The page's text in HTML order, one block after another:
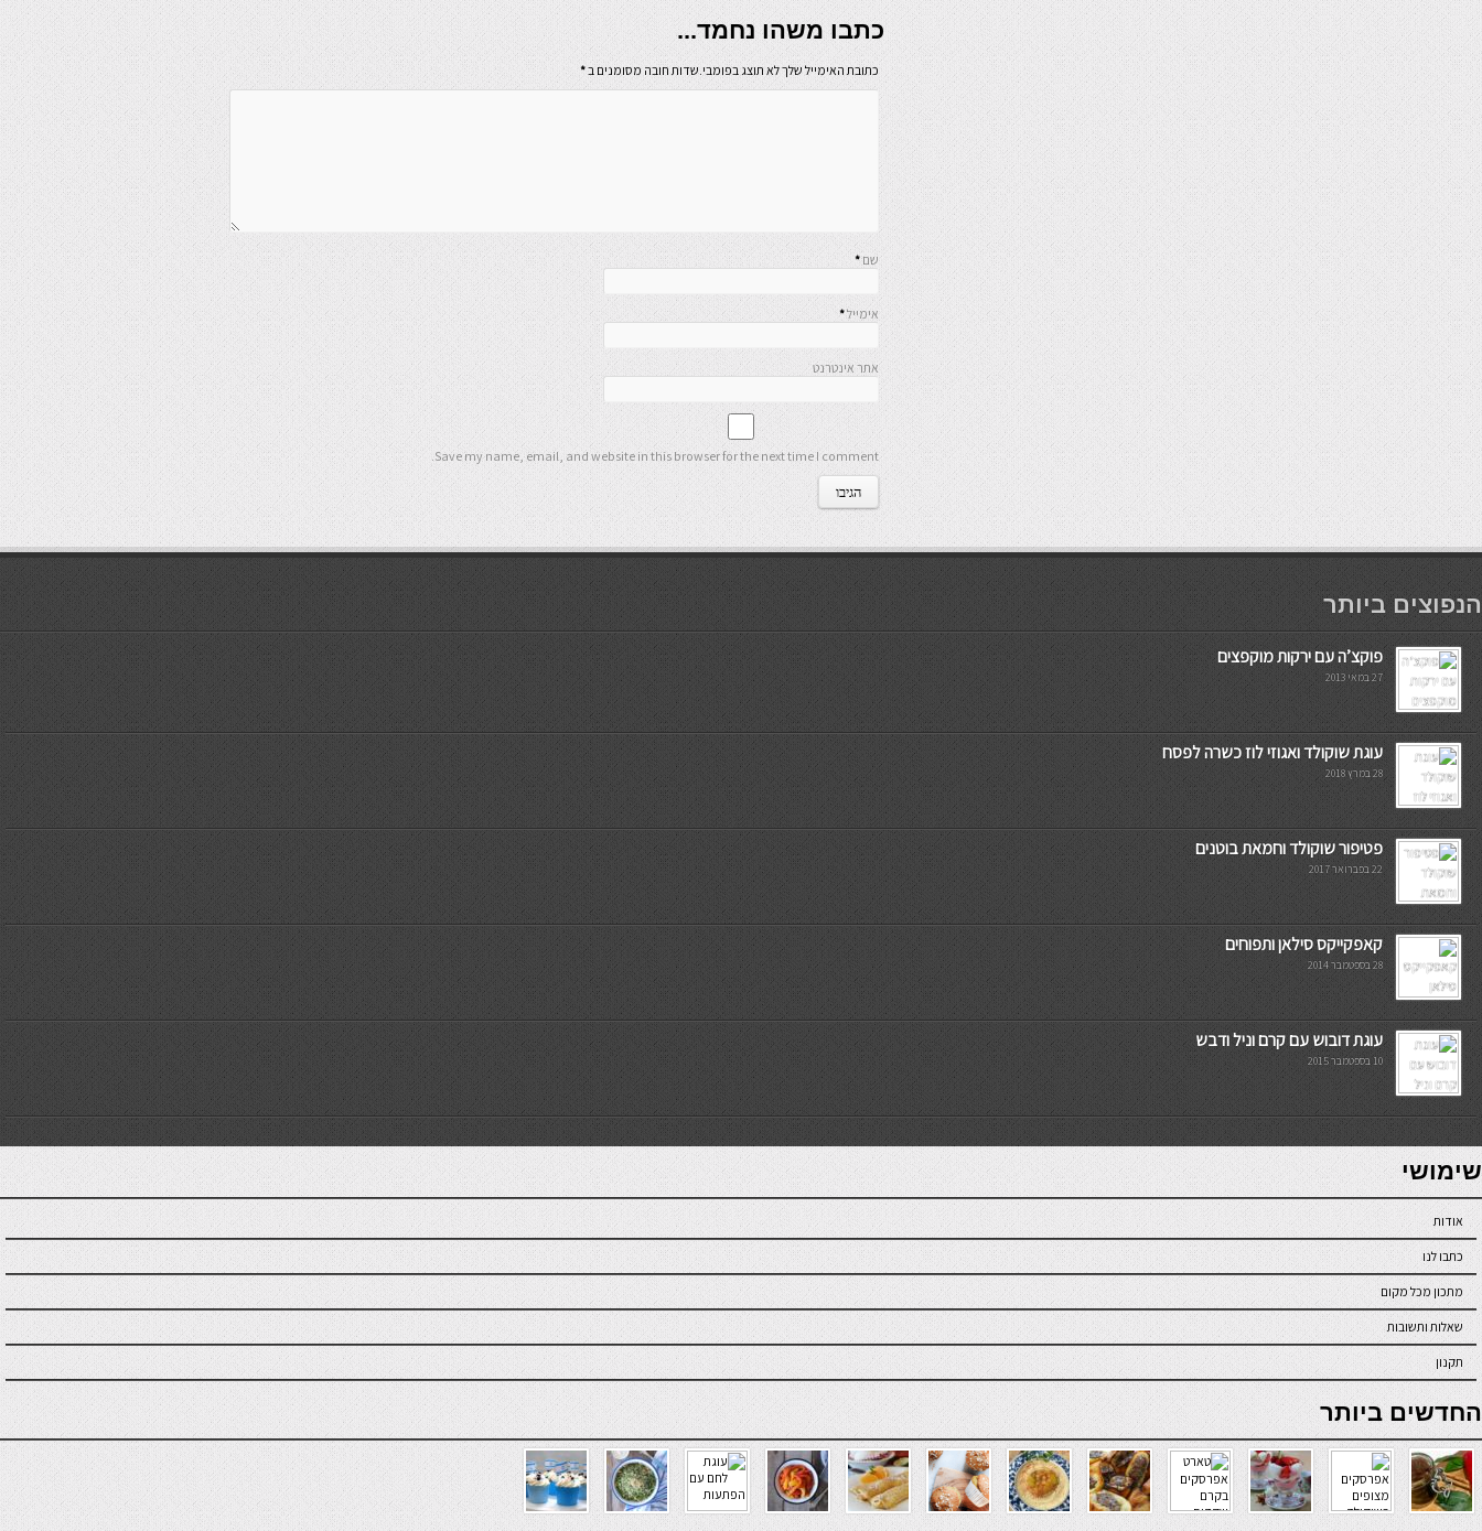
כתבו משהו נחמד...
כתובת האימייל שלך לא תוצג בפומבי.שדות חובה מסומנים ב*
שם *
אימייל*
אתר אינטרנט
Save my name, email, and website in this browser for the next time I comment.
мостбет кг
הנפוצים ביותר
פוקצ’ה עם ירקות מוקפצים
27 במאי 2013
עוגת שוקולד ואגוזי לוז כשרה לפסח
28 במרץ 2018
פטיפור שוקולד וחמאת בוטנים
22 בפברואר 2017
קאפקייקס סילאן ותפוחים
28 בספטמבר 2014
עוגת דובוש עם קרם וניל ודבש
10 בספטמבר 2015
7slots
seriöse online casinos österreich
שימושי
אודות
כתבו לנו
מתכון מכל מקום
שאלות ותשובות
תקנון
online casino
החדשים ביותר